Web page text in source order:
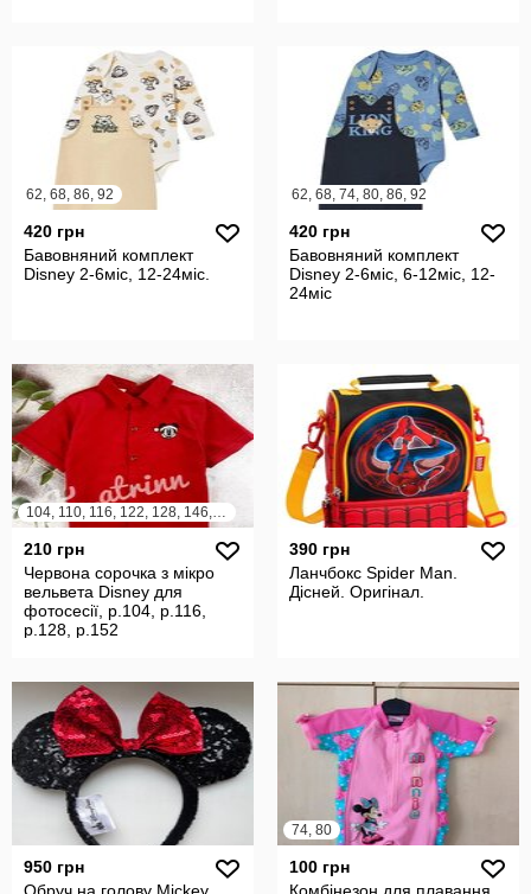
62, 68, 86, 92
420 грн
Бавовняний комплект
Disney 2-6міс, 12-24міс.
62, 68, 74, 80, 86, 92
420 грн
Бавовняний комплект
Disney 2-6міс, 6-12міс, 12-
24міс
104, 110, 116, 122, 128, 146, 152
210 грн
Червона сорочка з мікро
вельвета Disney для
фотосесії, р.104, р.116,
р.128, р.152
390 грн
Ланчбокс Spider Man.
Дісней. Оригінал.
950 грн
74, 80
100 грн